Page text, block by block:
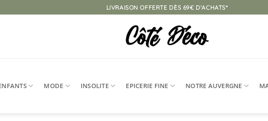
LIVRAISON OFFERTE DÈS 69€ D'ACHATS*
MODE INSOLITE EPICERIE FINE NOTRE AUVERGNE